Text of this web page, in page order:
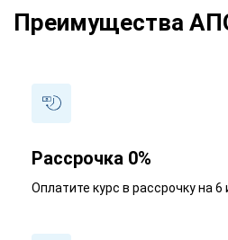
Преимущества
Рассрочка 0%
Оплатите курс в рассрочку на